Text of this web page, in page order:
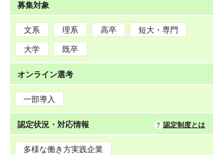
募集対象
文系 理系 高卒 短大・専門
大学 既卒
オンライン選考
一部導入
認定状況・対応情報 認定制度とは
多様な働き方実践企業